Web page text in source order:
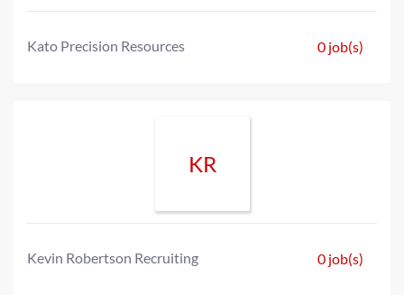
Kato Precision Resources 0 job(s)
KR
Kevin Robertson Recruiting 0 job(s)